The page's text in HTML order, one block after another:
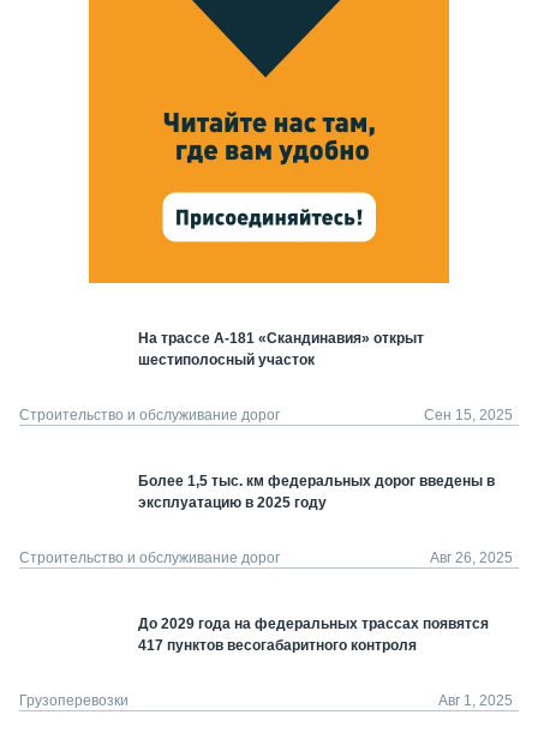
На трассе А-181 «Скандинавия» открыт
шестиполосный участок
Строительство и обслуживание дорог Сен 15, 2025
Более 1,5 тыс. км федеральных дорог введены в
эксплуатацию в 2025 году
Строительство и обслуживание дорог Авг 26, 2025
До 2029 года на федеральных трассах появятся
417 пунктов весогабаритного контроля
Грузоперевозки Авг 1, 2025